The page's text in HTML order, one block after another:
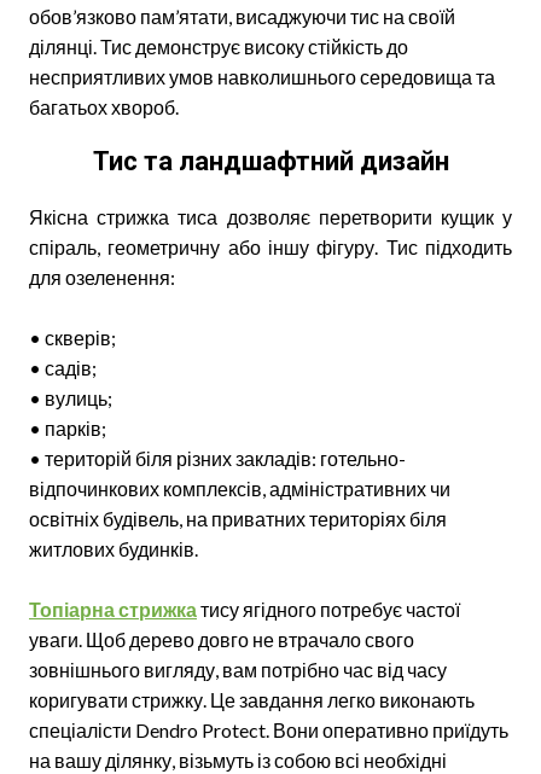
обов’язково пам’ятати, висаджуючи тис на своїй
ділянці. Тис демонструє високу стійкість до
несприятливих умов навколишнього середовища та
багатьох хвороб.
Тис та ландшафтний дизайн
Якісна стрижка тиса дозволяє перетворити кущик у
спіраль, геометричну або іншу фігуру. Тис підходить
для озеленення:
• скверів;
• садів;
• вулиць;
• парків;
• територій біля різних закладів: готельно-
відпочинкових комплексів, адміністративних чи
освітніх будівель, на приватних територіях біля
житлових будинків.
Топіарна стрижкатису ягідного потребує частої
уваги. Щоб дерево довго не втрачало свого
зовнішнього вигляду, вам потрібно час від часу
коригувати стрижку. Це завдання легко виконають
спеціалісти Dendro Protect. Вони оперативно приїдуть
на вашу ділянку, візьмуть із собою всі необхідні